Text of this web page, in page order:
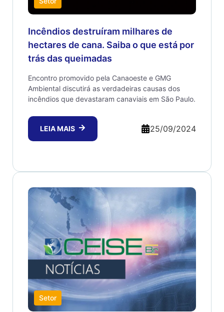
Incêndios destruíram milhares de
hectares de cana. Saiba o que está por
trás das queimadas
Encontro promovido pela Canaoeste e GMG
Ambiental discutirá as verdadeiras causas dos
incêndios que devastaram canaviais em São Paulo.
LEIA MAIS 25/09/2024
Setor